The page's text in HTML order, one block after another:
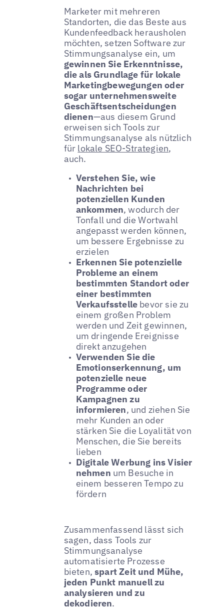
Marketer mit mehreren
Standorten, die das Beste aus
Kundenfeedback herausholen
möchten, setzen Software zur
Stimmungsanalyse ein, um
gewinnen Sie Erkenntnisse,
die als Grundlage für lokale
Marketingbewegungen oder
sogar unternehmensweite
Geschäftsentscheidungen
dienen—aus diesem Grund
erweisen sich Tools zur
Stimmungsanalyse als nützlich
für lokale SEO-Strategien,
auch.
Verstehen Sie, wie
Nachrichten bei
potenziellen Kunden
ankommen, wodurch der
Tonfall und die Wortwahl
angepasst werden können,
um bessere Ergebnisse zu
erzielen
Erkennen Sie potenzielle
Probleme an einem
bestimmten Standort oder
einer bestimmten
Verkaufsstelle bevor sie zu
einem großen Problem
werden und Zeit gewinnen,
um dringende Ereignisse
direkt anzugehen
Verwenden Sie die
Emotionserkennung, um
potenzielle neue
Programme oder
Kampagnen zu
informieren, und ziehen Sie
mehr Kunden an oder
stärken Sie die Loyalität von
Menschen, die Sie bereits
lieben
Digitale Werbung ins Visier
nehmen um Besuche in
einem besseren Tempo zu
fördern
Zusammenfassend lässt sich
sagen, dass Tools zur
Stimmungsanalyse
automatisierte Prozesse
bieten,spart Zeit und Mühe,
jeden Punkt manuell zu
analysieren und zu
dekodieren.